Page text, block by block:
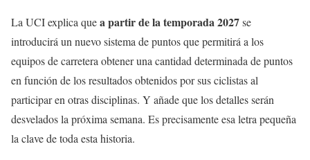
La UCI explica quea partir de la temporada 2027se
introducirá un nuevo sistema de puntos que permitirá a los
equipos de carretera obtener una cantidad determinada de puntos
en función de los resultados obtenidos por sus ciclistas al
participar en otras disciplinas. Y añade que los detalles serán
desvelados la próxima semana. Es precisamente esa letra pequeña
la clave de toda esta historia.